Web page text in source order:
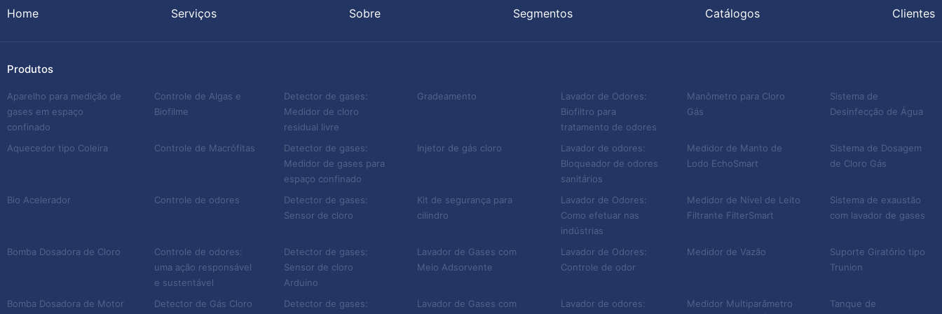
Maior segurança para a indústria;
Menor custo de operação no geral.
Aplicações dos biofiltros
exemplos de utilização desse método:
Estações de tratamento de esgoto sanitário;
Tratamento de águas residuais;
Tratamento de gases tóxicos, como o Gás Sulfídrico;
Home Serviços Sobre Segmentos Catálogos Clientes
Produtos
Aparelho para medição de
gases em espaço
confinado
Aquecedor tipo Coleira
Bio Acelerador
Bomba Dosadora de Cloro
Bomba Dosadora de Motor
Controle de Algas e
Biofilme
Controle de Macrófitas
Controle de odores
Controle de odores:
uma ação responsável
e sustentável
Detector de Gás Cloro
Detector de gases:
Medidor de cloro
residual livre
Detector de gases:
Medidor de gases para
espaço confinado
Detector de gases:
Sensor de cloro
Detector de gases:
Sensor de cloro
Arduino
Detector de gases:
Gradeamento
Injetor de gás cloro
Kit de segurança para
cilindro
Lavador de Gases com
Meio Adsorvente
Lavador de Gases com
Lavador de Odores:
Biofiltro para
tratamento de odores
Lavador de odores:
Bloqueador de odores
sanitários
Lavador de Odores:
Como efetuar nas
indústrias
Lavador de Odores:
Controle de odor
Lavador de odores:
Manômetro para Cloro
Gás
Medidor de Manto de
Lodo EchoSmart
Medidor de Nível de Leito
Filtrante FilterSmart
Medidor de Vazão
Medidor Multiparâmetro
Sistema de
Desinfecção de Água
Sistema de Dosagem
de Cloro Gás
Sistema de exaustão
com lavador de gases
Suporte Giratório tipo
Trunion
Tanque de